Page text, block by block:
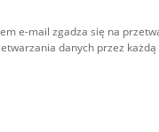
e-mail zgadza się na
danych przez